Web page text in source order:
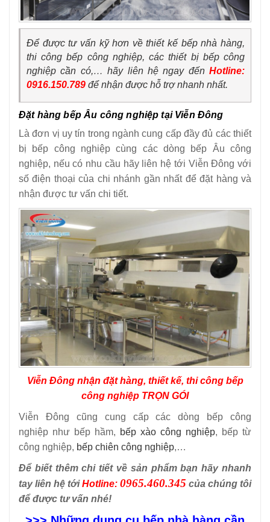
Để được tư vấn kỹ hơn về thiết kế bếp nhà hàng,
thi công bếp công nghiệp, các thiết bị bếp công
nghiệp cần có,… hãy liên hệ ngay đến Hotline:
0916.150.789 để nhận được hỗ trợ nhanh nhất.
Đặt hàng bếp Âu công nghiệp tại Viễn Đông
Là đơn vị uy tín trong ngành cung cấp đầy đủ các thiết
bị bếp công nghiệp cùng các dòng bếp Âu công
nghiệp, nếu có nhu cầu hãy liên hệ tới Viễn Đông với
số điện thoại của chi nhánh gần nhất để đặt hàng và
nhận được tư vấn chi tiết.
Viễn Đông nhận đặt hàng, thiết kế, thi công bếp
công nghiệp TRỌN GÓI
Viễn Đông cũng cung cấp các dòng bếp công
nghiệp như bếp hầm, bếp xào công nghiệp, bếp từ
công nghiệp, bếp chiên công nghiệp,…
Để biết thêm chi tiết về sản phẩm bạn hãy nhanh
tay liên hệ tớiHotline: 0965.460.345 của chúng tôi
để được tư vấn nhé!